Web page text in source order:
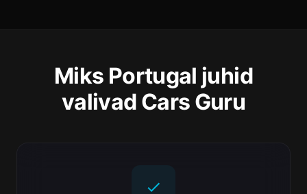
Miks Portugal juhid
valivad Cars Guru